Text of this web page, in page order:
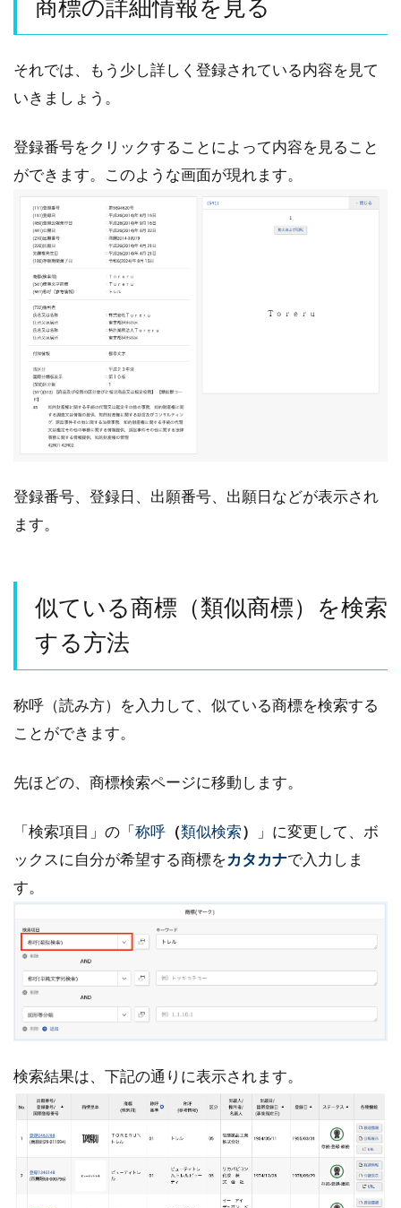
商標の詳細情報を見る
それでは、もう少し詳しく登録されている内容を見て
いきましょう。
登録番号をクリックすることによって内容を見ること
ができます。このような画面が現れます。
登録番号、登録日、出願番号、出願日などが表示され
ます。
似ている商標（類似商標）を検索
する方法
称呼（読み方）を入力して、似ている商標を検索する
ことができます。
先ほどの、商標検索ページに移動します。
「検索項目」の「 称呼 （類似検索）
」に変更して、ボ
ックスに自分が希望する商標をカタカナで入力しま
す。
検索結果は、下記の通りに表示されます。